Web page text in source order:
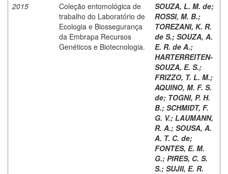
2015
Coleção entomológica de
trabalho do Laboratório de
Ecologia e Biossegurança
da Embrapa Recursos
Genéticos e Biotecnologia.
SOUZA, L. M. de;
ROSSI, M. B.;
TOREZANI, K. R.
de S.; SOUZA, A.
E. R. de A.;
HARTERREITEN-
SOUZA, E. S.;
FRIZZO, T. L. M.;
AQUINO, M. F. S.
de; TOGNI, P. H.
B.; SCHMIDT, F.
G. V.; LAUMANN,
R. A.; SOUSA, A.
A. T. C. de;
FONTES, E. M.
G.; PIRES, C. S.
S.; SUJII, E. R.